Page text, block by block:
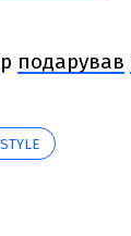
подарував